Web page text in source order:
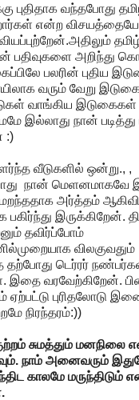
புதிதாக வந்தபோது
என்ற விசயத்தையே
பதிவுகளை அறிந்து
பலரின் புதிய
வரும் வேறு
வாங்கிய
இல்லாது நான்
:)
வீடுகளில் ஒன்று.,
நான் மெளனமாகவே
அர்த்தம்
இருக்கிறேன்.
தவிர்ப்போம்
விலகுவதும்
தற்போது டெர்ரர்
இதை வரவேற்கிறேன்.
ஏற்பட்டு புரிதலோடு
நிரந்தரம்:))
சுமத்தும்
நாம் அனைவரும்
காலமே மருந்திடும்